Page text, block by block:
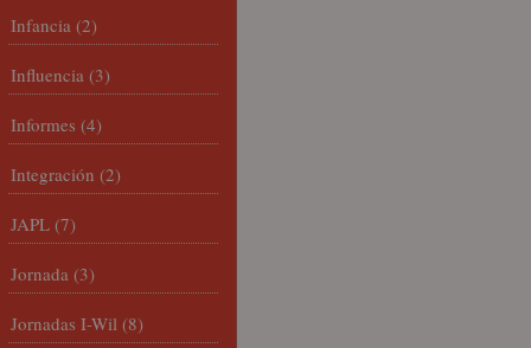
Infancia (2)
Influencia (3)
Informes (4)
Integración (2)
JAPL (7)
Jornada (3)
Jornadas I-Wil (8)